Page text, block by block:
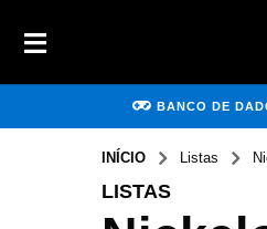
BANCO DE
INÍCIO Listas
LISTAS